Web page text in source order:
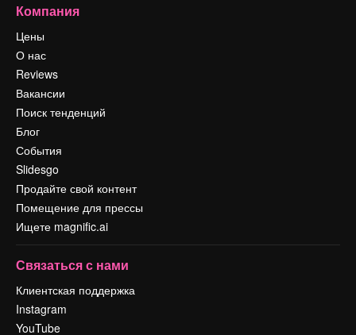
Компания
Цены
О нас
Reviews
Вакансии
Поиск тенденций
Блог
События
Slidesgo
Продайте свой контент
Помещение для прессы
Ищете magnific.ai
Связаться с нами
Клиентская поддержка
Instagram
YouTube